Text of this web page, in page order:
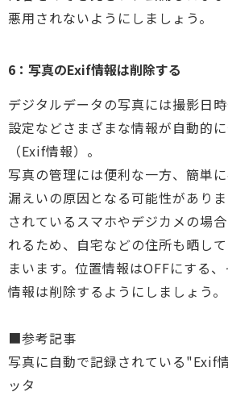
悪用されないようにしましょう。
6：写真のExif情報は削除する
デジタルデータの写真には撮影日
設定などさまざまな情報が自動的
（Exif情報）。
写真の管理には便利な一方、簡単
漏えいの原因となる可能性があり
されているスマホやデジカメの場
れるため、自宅などの住所も晒し
まいます。位置情報はOFFにする
情報は削除するようにしましょう。
■参考記事
写真に自動で記録されている
ッタ